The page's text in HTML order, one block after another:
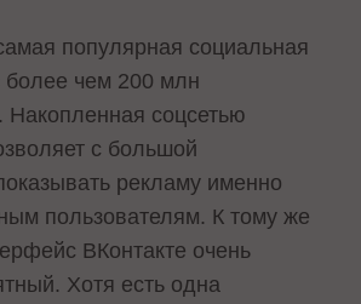
популярная социальная
более чем 200 млн
Накопленная соцсетью
с большой
рекламу именно
пользователям. К тому же
ВКонтакте очень
Хотя есть одна